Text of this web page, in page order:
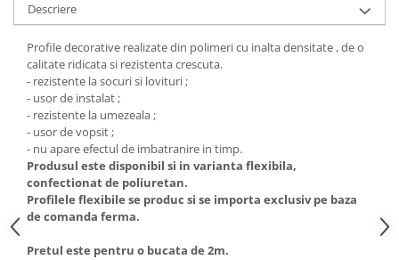
Descriere
Profile decorative realizate din polimeri cu inalta densitate , de o
calitate ridicata si rezistenta crescuta.
- rezistente la socuri si lovituri ;
- usor de instalat ;
- rezistente la umezeala ;
- usor de vopsit ;
- nu apare efectul de imbatranire in timp.
Produsul este disponibil si in varianta flexibila,
confectionat de poliuretan.
Profilele flexibile se produc si se importa exclusiv pe baza
de comanda ferma.
Pretul este pentru o bucata de 2m.